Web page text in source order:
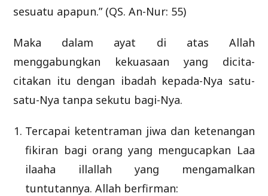
sesuatu apapun.” (QS. An-Nur: 55)
Maka dalam ayat di atas Allah
menggabungkan kekuasaan yang dicita-
citakan itu dengan ibadah kepada-Nya satu-
satu-Nya tanpa sekutu bagi-Nya.
Tercapai ketentraman jiwa dan ketenangan
fikiran bagi orang yang mengucapkan Laa
ilaaha illallah yang mengamalkan
tuntutannya. Allah berfirman: